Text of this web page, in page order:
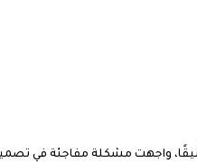
واجهت مشكلة مفاجئة في